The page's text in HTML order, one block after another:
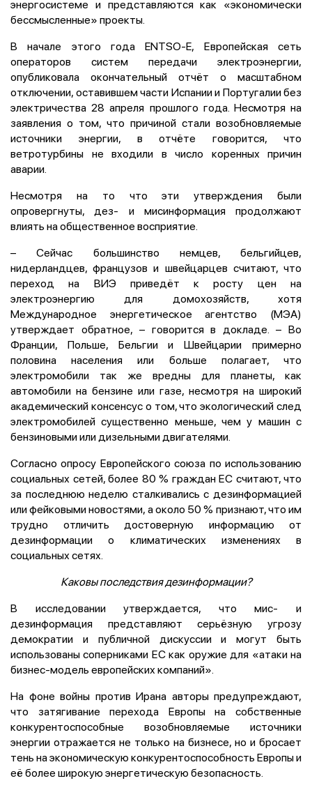
энергосистеме и представляются как «экономически
бессмысленные» проекты.
В начале этого года ENTSO-E, Европейская сеть
операторов систем передачи электроэнергии,
опубликовала окончательный отчёт о масштабном
отключении, оставившем части Испании и Португалии без
электричества 28 апреля прошлого года. Несмотря на
заявления о том, что причиной стали возобновляемые
источники энергии, в отчёте говорится, что
ветротурбины не входили в число коренных причин
аварии.
Несмотря на то что эти утверждения были
опровергнуты, дез- и мисинформация продолжают
влиять на общественное восприятие.
– Сейчас большинство немцев, бельгийцев,
нидерландцев, французов и швейцарцев считают, что
переход на ВИЭ приведёт к росту цен на
электроэнергию для домохозяйств, хотя
Международное энергетическое агентство (МЭА)
утверждает обратное, – говорится в докладе. – Во
Франции, Польше, Бельгии и Швейцарии примерно
половина населения или больше полагает, что
электромобили так же вредны для планеты, как
автомобили на бензине или газе, несмотря на широкий
академический консенсус о том, что экологический след
электромобилей существенно меньше, чем у машин с
бензиновыми или дизельными двигателями.
Согласно опросу Европейского союза по использованию
социальных сетей, более 80 % граждан ЕС считают, что
за последнюю неделю сталкивались с дезинформацией
или фейковыми новостями, а около 50 % признают, что им
трудно отличить достоверную информацию от
дезинформации о климатических изменениях в
социальных сетях.
Каковы последствия дезинформации?
В исследовании утверждается, что мис- и
дезинформация представляют серьёзную угрозу
демократии и публичной дискуссии и могут быть
использованы соперниками ЕС как оружие для «атаки на
бизнес-модель европейских компаний».
На фоне войны против Ирана авторы предупреждают,
что затягивание перехода Европы на собственные
конкурентоспособные возобновляемые источники
энергии отражается не только на бизнесе, но и бросает
тень на экономическую конкурентоспособность Европы и
её более широкуюэнергетическую безопасность.